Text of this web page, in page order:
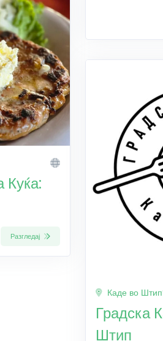
Куќа:
Разгледај
Каде во
Градска
Штип